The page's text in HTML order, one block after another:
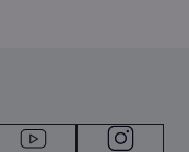
się w nowym oknie przeglądarki
Link otwiera się w nowym oknie
Link do youtube1Link do